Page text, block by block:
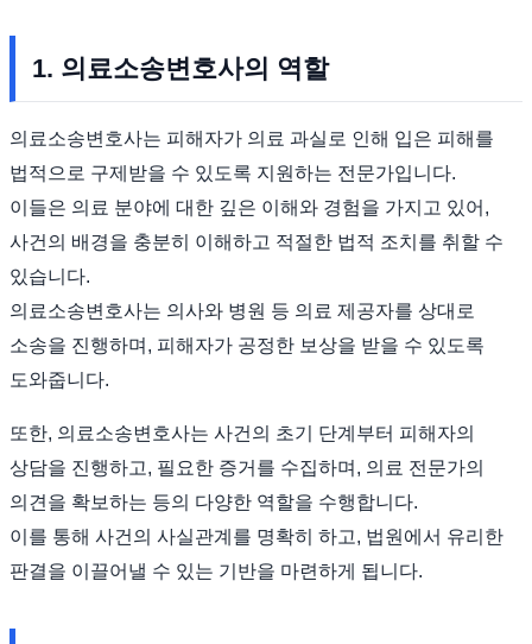
1. 의료소송변호사의 역할
의료소송변호사는 피해자가 의료 과실로 인해 입은 피해를
법적으로 구제받을 수 있도록 지원하는 전문가입니다.
이들은 의료 분야에 대한 깊은 이해와 경험을 가지고 있어,
사건의 배경을 충분히 이해하고 적절한 법적 조치를 취할 수
있습니다.
의료소송변호사는 의사와 병원 등 의료 제공자를 상대로
소송을 진행하며, 피해자가 공정한 보상을 받을 수 있도록
도와줍니다.
또한, 의료소송변호사는 사건의 초기 단계부터 피해자의
상담을 진행하고, 필요한 증거를 수집하며, 의료 전문가의
의견을 확보하는 등의 다양한 역할을 수행합니다.
이를 통해 사건의 사실관계를 명확히 하고, 법원에서 유리한
판결을 이끌어낼 수 있는 기반을 마련하게 됩니다.